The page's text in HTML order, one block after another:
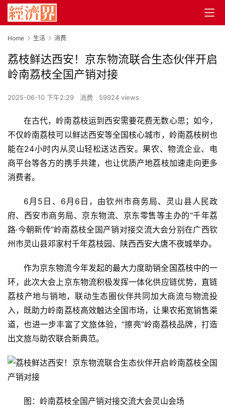
Home 生活 消费
荔枝鲜达西安！京东物流联合生态伙伴开启
岭南荔枝全国产销对接
2025-06-10 下午2:29 消费 59924 views
在古代，岭南荔枝运到西安需要花费无数心思；如今，
不仅岭南荔枝可以鲜达西安等全国核心城市，岭南荔枝树也
能在24小时内从灵山轻松送达西安。果农、物流企业、电
商平台等各方的携手共建，也让优质产地荔枝加速走向更多
消费者。
6月5日、6月6日，由钦州市商务局、灵山县人民政
府、西安市商务局、京东物流、京东零售等主办的“千年荔
路·今朝新传”岭南荔枝全国产销对接交流大会分别在广西钦
州市灵山县邓家村千年荔枝园、陕西西安大唐不夜城举办。
作为京东物流今年发起的最大力度助销全国荔枝中的一
环，此次大会上京东物流积极发挥一体化供应链优势，直链
荔枝产地与销地，联动生态圈伙伴共同加大商流与物流投
入，既助力岭南荔枝高效触达全国市场，让果农拓宽销售渠
道，也进一步丰富了文旅体验，“擦亮”岭南荔枝品牌，打造
出文旅与助农联合新典范。
图：岭南荔枝全国产销对接交流大会灵山会场